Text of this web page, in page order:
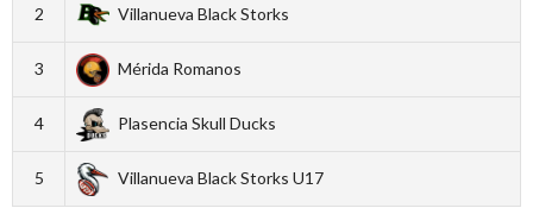
2 Villanueva Black Storks
3 Mérida Romanos
4 Plasencia Skull Ducks
5 Villanueva Black Storks U17